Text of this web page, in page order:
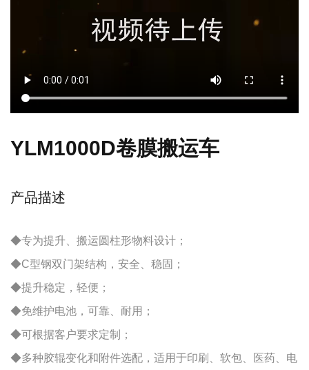
YLM1000D卷膜搬运车
产品描述
◆专为提升、搬运圆柱形物料设计；
◆C型钢双门架结构，安全、稳固；
◆提升稳定，轻便；
◆免维护电池，可靠、耐用；
◆可根据客户要求定制；
◆多种胶辊变化和附件选配，适用于印刷、软包、医药、电